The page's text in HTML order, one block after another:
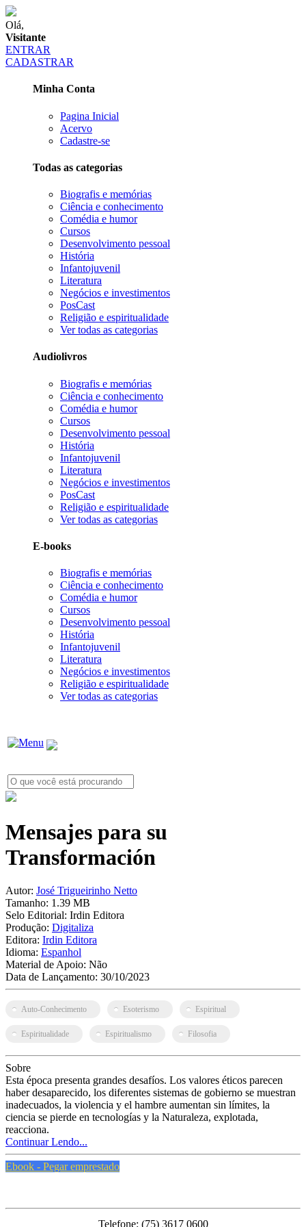
Olá,
Visitante
ENTRAR
CADASTRAR
Minha Conta
Pagina Inicial
Acervo
Cadastre-se
Todas as categorias
Biografis e memórias
Ciência e conhecimento
Comédia e humor
Cursos
Desenvolvimento pessoal
História
Infantojuvenil
Literatura
Negócios e investimentos
PosCast
Religião e espiritualidade
Ver todas as categorias
Audiolivros
Biografis e memórias
Ciência e conhecimento
Comédia e humor
Cursos
Desenvolvimento pessoal
História
Infantojuvenil
Literatura
Negócios e investimentos
PosCast
Religião e espiritualidade
Ver todas as categorias
E-books
Biografis e memórias
Ciência e conhecimento
Comédia e humor
Cursos
Desenvolvimento pessoal
História
Infantojuvenil
Literatura
Negócios e investimentos
Religião e espiritualidade
Ver todas as categorias
Mensajes para su
Transformación
Autor: José Trigueirinho Netto
Tamanho: 1.39 MB
Selo Editorial: Irdin Editora
Produção: Digitaliza
Editora: Irdin Editora
Idioma: Espanhol
Material de Apoio: Não
Data de Lançamento: 30/10/2023
Auto-Conhecimento Esoterismo Espiritual
Espiritualidade Espiritualismo Filosofia
Sobre
Esta época presenta grandes desafíos. Los valores éticos parecen
haber desaparecido, los diferentes sistemas de gobierno se muestran
inadecuados, la violencia y el hambre aumentan sin límites, la
ciencia se pierde en tecnologías y la Naturaleza, explotada,
reacciona.
Continuar Lendo...
Ebook - Pegar emprestado
Telefone: (75) 3617 0600